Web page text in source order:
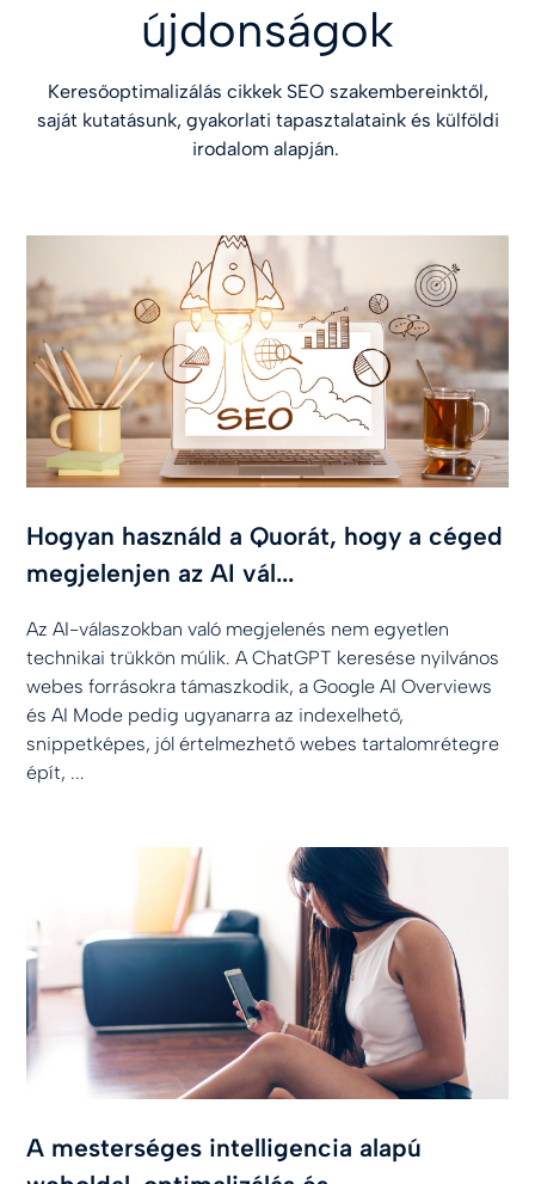
újdonságok
Keresőoptimalizálás cikkek SEO szakembereinktől,
saját kutatásunk, gyakorlati tapasztalataink és külföldi
irodalom alapján.
Hogyan használd a Quorát, hogy a céged
megjelenjen az AI vál...
Az AI-válaszokban való megjelenés nem egyetlen
technikai trükkön múlik. A ChatGPT keresése nyilvános
webes forrásokra támaszkodik, a Google AI Overviews
és AI Mode pedig ugyanarra az indexelhető,
snippetképes, jól értelmezhető webes tartalomrétegre
épít, ...
A mesterséges intelligencia alapú